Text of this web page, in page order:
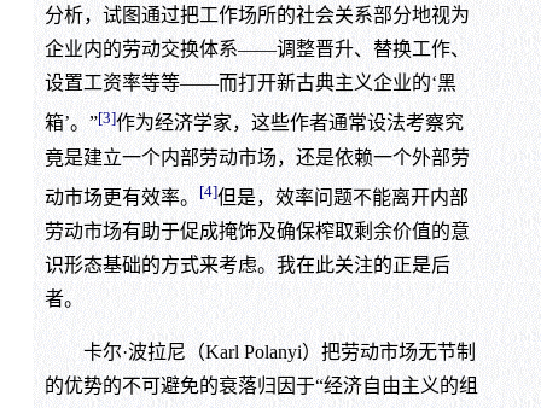
分析，试图通过把工作场所的社会关系部分地视为
企业内的劳动交换体系——调整晋升、替换工作、
设置工资率等等——而打开新古典主义企业的‘黑
箱’。”[3]作为经济学家，这些作者通常设法考察究
竟是建立一个内部劳动市场，还是依赖一个外部劳
动市场更有效率。
[4]但是，效率问题不能离开内部
劳动市场有助于促成掩饰及确保榨取剩余价值的意
识形态基础的方式来考虑。我在此关注的正是后
者。
卡尔·波拉尼（Karl Polanyi）把劳动市场无节制
的优势的不可避免的衰落归因于“经济自由主义的组